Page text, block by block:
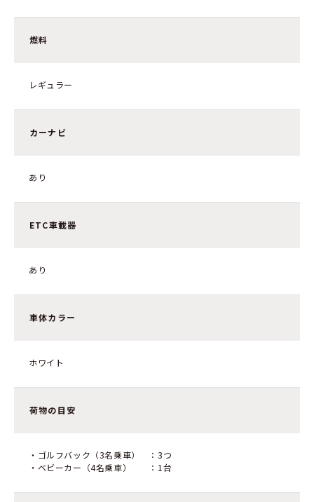
燃料
レギュラー
カーナビ
あり
ETC車載器
あり
車体カラー
ホワイト
荷物の目安
・ゴルフバック（3名乗車） ：3つ
・ベビーカー（4名乗車） ：1台